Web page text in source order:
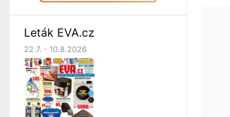
Leták EVA.cz
22.7. - 10.8.2026